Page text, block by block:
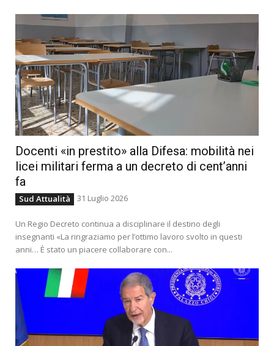
Docenti «in prestito» alla Difesa: mobilità nei
licei militari ferma a un decreto di cent’anni
fa
Sud Attualità 31 Luglio 2026
Un Regio Decreto continua a disciplinare il destino degli
insegnanti «La ringraziamo per l’ottimo lavoro svolto in questi
anni… È stato un piacere collaborare con...